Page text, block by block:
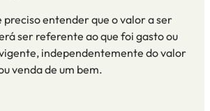
entender que o valor a ser
ser referente ao que foi gasto ou
independentemente do valor
venda de um bem.